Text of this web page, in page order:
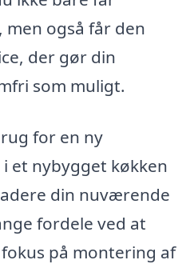
også får den
der gør din
som muligt.
for en ny
et nybygget køkken
din nuværende
fordele ved at
på montering af